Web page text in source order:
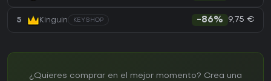
5 Kinguin KEYSHOP -86% 9,75 €
¿Quieres comprar en el mejor momento? Crea una